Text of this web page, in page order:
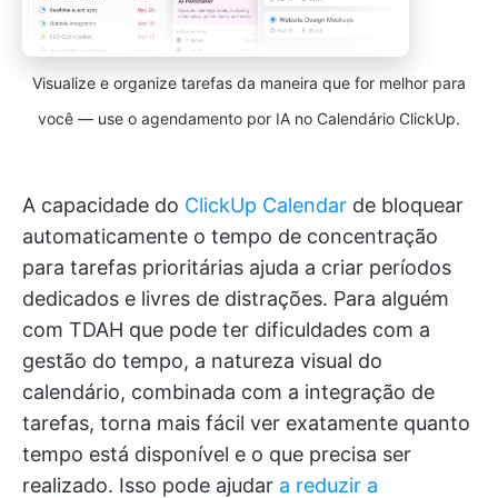
Visualize e organize tarefas da maneira que for melhor para
você — use o agendamento por IA no Calendário ClickUp.
A capacidade do ClickUp Calendar de bloquear
automaticamente o tempo de concentração
para tarefas prioritárias ajuda a criar períodos
dedicados e livres de distrações. Para alguém
com TDAH que pode ter dificuldades com a
gestão do tempo, a natureza visual do
calendário, combinada com a integração de
tarefas, torna mais fácil ver exatamente quanto
tempo está disponível e o que precisa ser
realizado. Isso pode ajudar a reduzir a